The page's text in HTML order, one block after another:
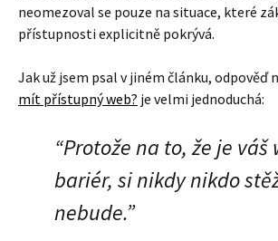
neomezoval se pouze na situace, které
přístupnosti explicitně pokrývá.
Jak už jsem psal v jiném článku, odpověď
mít přístupný web? je velmi jednoduchá:
“Protože na to, že je váš
bariér, si nikdy nikdo
nebude.”